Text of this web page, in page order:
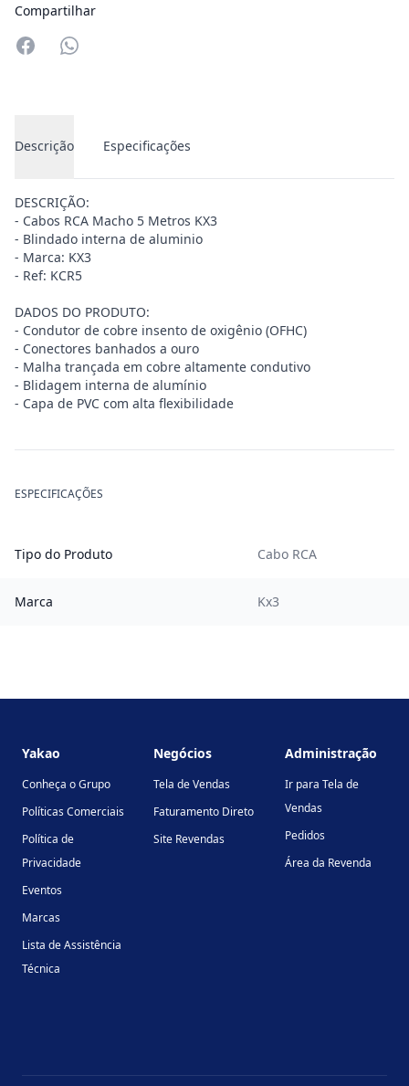
Compartilhar
Compartilhar no Whatsapp
Descrição Especificações
DESCRIÇÃO:
- Cabos RCA Macho 5 Metros KX3
- Blindado interna de aluminio
- Marca: KX3
- Ref: KCR5
DADOS DO PRODUTO:
- Condutor de cobre insento de oxigênio (OFHC)
- Conectores banhados a ouro
- Malha trançada em cobre altamente condutivo
- Blidagem interna de alumínio
- Capa de PVC com alta flexibilidade
ESPECIFICAÇÕES
Tipo do Produto Cabo RCA
Marca Kx3
Yakao
Conheça o Grupo
Políticas Comerciais
Política de
Privacidade
Eventos
Marcas
Lista de Assistência
Técnica
Negócios
Tela de Vendas
Faturamento Direto
Site Revendas
Administração
Ir para Tela de
Vendas
Pedidos
Área da Revenda